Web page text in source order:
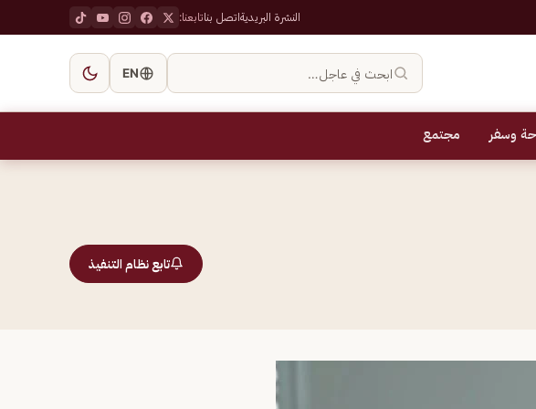
النشرة البريديةاتصل بناتابعنا:
ابحث في عاجل… EN
وسفر مجتمع
تابع نظام التنفيذ